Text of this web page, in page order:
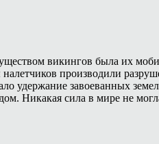
викингов была их
производили
удержание завоеванных
Никакая сила в мире не